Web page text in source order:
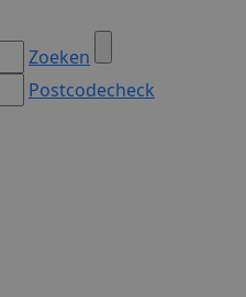
Zoeken
Postcodecheck